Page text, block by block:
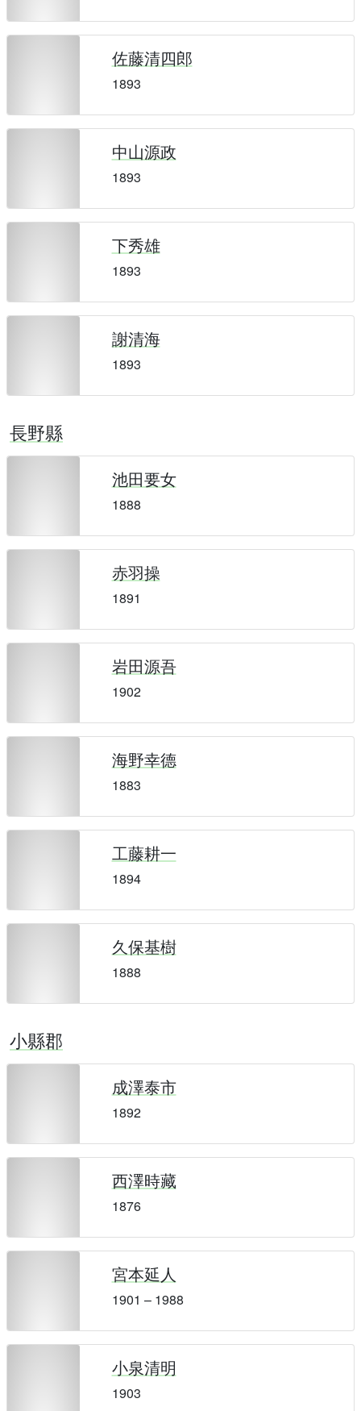
佐藤清四郎
1893
中山源政
1893
下秀雄
1893
謝清海
1893
長野縣
池田要女
1888
赤羽操
1891
岩田源吾
1902
海野幸德
1883
工藤耕一
1894
久保基樹
1888
小縣郡
成澤泰市
1892
西澤時藏
1876
宮本延人
1901 – 1988
小泉清明
1903